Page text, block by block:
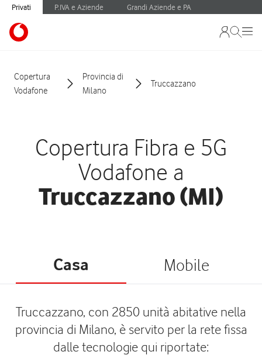
Privati P.IVA e Aziende Grandi Aziende e PA
Copertura
Vodafone
Provincia di
Milano
Truccazzano
Copertura Fibra e 5G
Vodafone a
Truccazzano (MI)
Casa Mobile
Truccazzano, con 2850 unità abitative nella
provincia di Milano, è servito per la rete fissa
dalle tecnologie qui riportate: